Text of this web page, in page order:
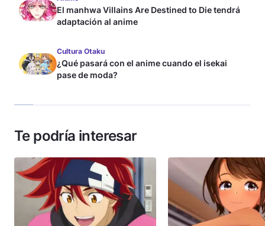
El manhwa Villains Are Destined to Die tendrá
adaptación al anime
Cultura Otaku
¿Qué pasará con el anime cuando el isekai
pase de moda?
Te podría interesar